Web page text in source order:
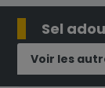
Sel adoucisseur -
Sel
Voir les